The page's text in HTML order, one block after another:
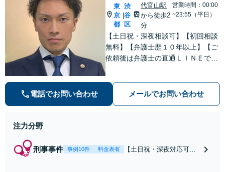
東
京
都
渋
谷
区
代官山駅
から徒歩2
分
営業時間：00:00
~23:55（平日）
【土日祝・深夜相談可】【初回相談
無料】【弁護士歴１０年以上】【ご
依頼後は弁護士の直通ＬＩＮＥでい
ル・ナイトワークトラブルに注力】
電話でお問い合わせ メールでお問い合わせ
注力分野
刑事事件 事例10件 料金表有
【土日祝・深夜対応可】